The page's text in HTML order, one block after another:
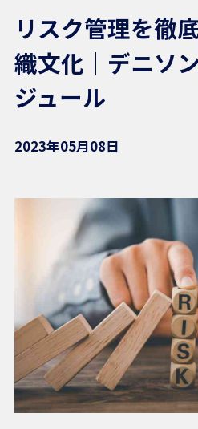
リスク管理を徹
織文化｜デニソ
ジュール
2023年05月08日